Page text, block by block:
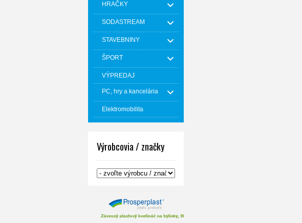
HRAČKY
SODASTREAM
STAVEBNINY
ŠPORT
VÝPREDAJ
PC, hry a kancelária
Elektromobilita
Výrobcovia / značky